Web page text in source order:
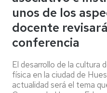
unos de los
docente
conferencia
El desarrollo de la cultura
física en la ciudad de
actualidad será el tema